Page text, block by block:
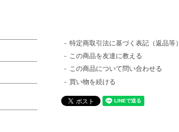
特定商取引法に基づく表記（返品等）
この商品を友達に教える
この商品について問い合わせる
買い物を続ける